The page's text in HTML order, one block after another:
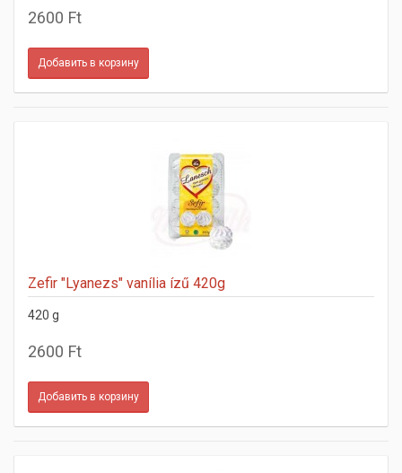
2600 Ft
Zefir "Lyanezs" vanília ízű 420g
420 g
2600 Ft